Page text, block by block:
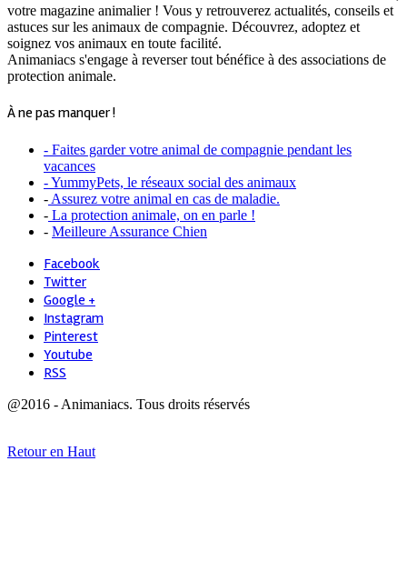
votre magazine animalier ! Vous y retrouverez actualités, conseils et
astuces sur les animaux de compagnie. Découvrez, adoptez et
soignez vos animaux en toute facilité.
Animaniacs s'engage à reverser tout bénéfice à des associations de
protection animale.
À ne pas manquer !
- Faites garder votre animal de compagnie pendant les
vacances
- YummyPets, le réseaux social des animaux
- Assurez votre animal en cas de maladie.
- La protection animale, on en parle !
- Meilleure Assurance Chien
Facebook
Twitter
Google +
Instagram
Pinterest
Youtube
RSS
@2016 - Animaniacs. Tous droits réservés
Retour en Haut